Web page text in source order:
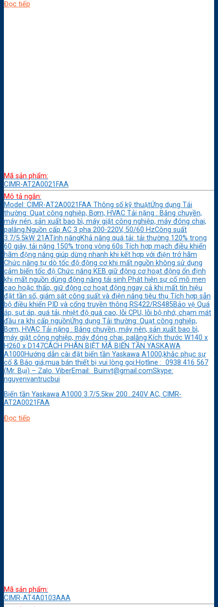
Đọc tiếp
Mã sản phẩm:
CIMR-AT2A0021FAA
Mô tả ngắn:
Model: CIMR-AT2A0021FAA Thông số kỹ thuậtỨng dụng Tải
thường: Quạt công nghiệp, Bơm, HVAC Tải nặng : Băng chuyền,
máy nén, sản xuất bao bì, máy giặt công nghiệp, máy đóng chai,
palăng.Nguồn cấp AC 3 pha 200-220V, 50/60 HzCông suất
3.7/5.5kW 21ATính năngKhả năng quá tải: tải thường 120% trong
60 giây, tải nặng 150% trong vòng 60s Tích hợp mạch điều khiển
hãm động năng giúp dừng nhanh khi kết hợp với điện trở hãm
Chức năng tự dò tốc độ động cơ khi mất nguồn không sử dụng
cảm biến tốc độ Chức năng KEB giữ động cơ hoạt động ổn định
khi mất nguồn dùng động năng tái sinh Phát hiện sự cố mô men
cao hoặc thấp, giữ động cơ hoạt động ngay cả khi mất tín hiệu
đặt tần số, giám sát công suất và điện năng tiêu thụ Tích hợp sẵn
bộ điều khiển PID và cổng truyền thông RS422/RS485Bảo vệ Quá
áp, sụt áp, quá tải, nhiệt độ quá cao, lỗi CPU, lỗi bộ nhớ, chạm mát
đầu ra khi cấp nguồnỨng dụng Tải thường: Quạt công nghiệp,
Bơm, HVAC Tải nặng : Băng chuyền, máy nén, sản xuất bao bì,
máy giặt công nghiệp, máy đóng chai, palăng.Kích thước W140 x
H260 x D147CÁCH PHÂN BIỆT MÃ BIẾN TẦN YASKAWA
A1000Hướng dẫn cài đặt biến tần Yaskawa A1000,khắc phục sự
cố & Báo giá,mua bán thiết bị vui lòng gọi:Hotline : 0938 416 567
(Mr. Bụi) – Zalo. ViberEmail: Buinvt@gmail.comSkype:
nguyenvantrucbui
Biến tần Yaskawa A1000 3.7/5.5kw 200…240V AC, CIMR-
AT2A0021FAA
Đọc tiếp
Mã sản phẩm:
CIMR-AT4A0103AAA